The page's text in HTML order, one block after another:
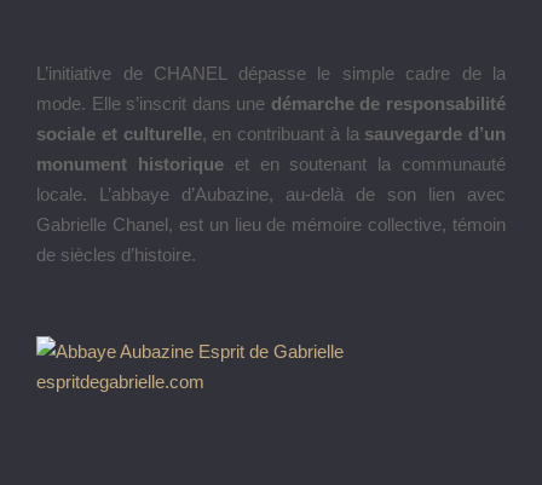
L’initiative de CHANEL dépasse le simple cadre de la
mode. Elle s’inscrit dans une démarche de responsabilité
sociale et culturelle, en contribuant à la sauvegarde d’un
monument historiqueet en soutenant la communauté
locale. L’abbaye d’Aubazine, au-delà de son lien avec
Gabrielle Chanel, est un lieu de mémoire collective, témoin
de siècles d’histoire.